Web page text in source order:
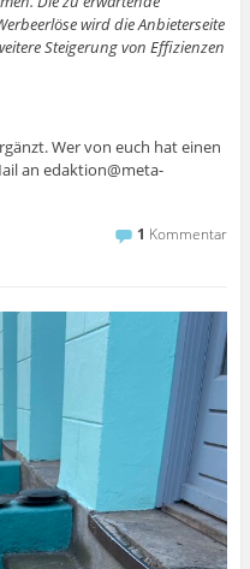
wird die Anbieterseite
Steigerung von Effizienzen
Wer von euch hat einen
an edaktion@meta-
1 Kommentar